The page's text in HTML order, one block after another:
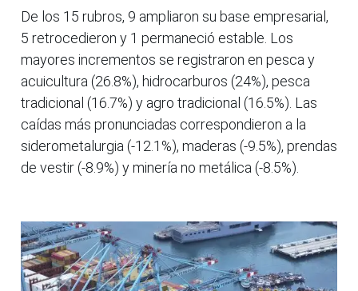
De los 15 rubros, 9 ampliaron su base empresarial,
5 retrocedieron y 1 permaneció estable. Los
mayores incrementos se registraron en pesca y
acuicultura (26.8%), hidrocarburos (24%), pesca
tradicional (16.7%) y agro tradicional (16.5%). Las
caídas más pronunciadas correspondieron a la
siderometalurgia (-12.1%), maderas (-9.5%), prendas
de vestir (-8.9%) y minería no metálica (-8.5%).